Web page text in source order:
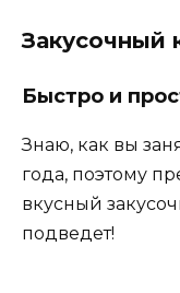
Закусочный
Быстро и
Знаю, как вы
года, поэтому
вкусный
подведет!